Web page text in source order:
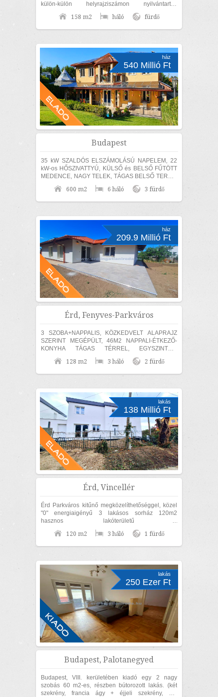
külön-külön helyrajziszámon nyilvántartott
területből áll), 158 m2-es...
158 m2 háló fürdő
ház
540 Millió Ft
Budapest
35 kW SZALDÓS ELSZÁMOLÁSÚ NAPELEM, 22
kW-os HŐSZIVATTYÚ, KÜLSŐ és BELSŐ FŰTÖTT
MEDENCE, NAGY TELEK, TÁGAS BELSŐ TEREK,
SZÁMOS EXTRÁVAL és akár TELJES
BÚTORZATTAL és beépített...
600 m2 6 háló 3 fürdő
ház
209.9 Millió Ft
Érd, Fenyves-Parkváros
3 SZOBA+NAPPALIS, KÖZKEDVELT ALAPRAJZ
SZERINT MEGÉPÜLT, 46M2 NAPPALI-ÉTKEZŐ-
KONYHA TÁGAS TÉRREL, EGYSZINTES,
MEDITERRÁN CSALÁDI HÁZ ELADÓ! Érden, a
Fenyves Parkvárosi részen 840m2...
128 m2 3 háló 2 fürdő
lakás
138 Millió Ft
Érd, Vincellér
Érd Parkváros kitűnő megközelíthetőséggel, közel
"0" energiaigényű 3 lakásos sorház 120m2
hasznos lakóterületű 3
szoba+nappalis+GARÁZSOS, belső kétszintes,
KÜLÖN UTCAFRONTI...
120 m2 3 háló 1 fürdő
lakás
250 Ezer Ft
Budapest, Palotanegyed
Budapest, VIII. kerületében kiadó egy 2 nagy
szobás 60 m2-es, részben bútorozott lakás. (két
szekrény, francia ágy + éjjeli szekrény, ülő